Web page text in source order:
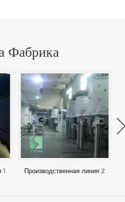
Фабрика
1 Производственная линия 2